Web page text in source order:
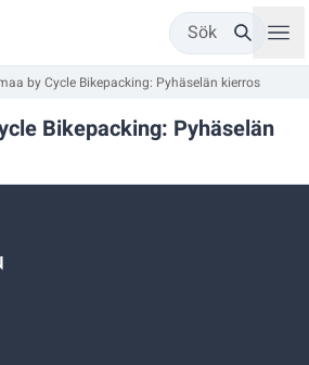
Sök
by Cycle Bikepacking: Pyhäselän kierros
Bikepacking: Pyhäselän